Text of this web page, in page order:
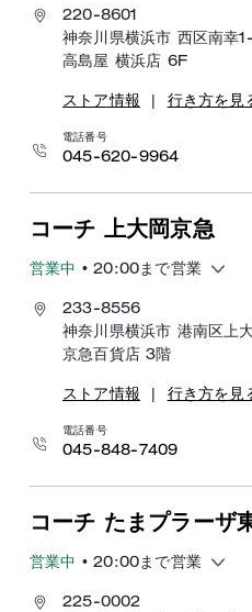
220-8601
神奈川県横浜市 西区南幸
高島屋 横浜店 6F
ストア情報 行き方を見
電話番号
045-620-9964
コーチ 上大岡京急
営業中 • 20:00まで営業
233-8556
神奈川県横浜市 港南区上
京急百貨店 3階
ストア情報 行き方を見
電話番号
045-848-7409
コーチ たまプラーザ
営業中 • 20:00まで営業
225-0002